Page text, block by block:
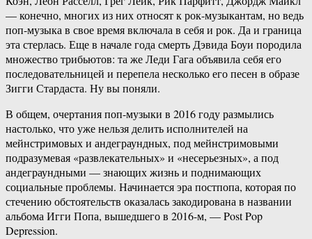
— конечно, многих из них относят к рок-музыкантам, но ведь
поп-музыка в свое время включала в себя и рок. Да и граница
эта стерлась. Еще в начале года смерть Дэвида Боуи породила
множество трибьютов: та же Леди Гага объявила себя его
последовательницей и перепела несколько его песен в образе
Зигги Стардаста. Ну вы поняли.
В общем, очертания поп-музыки в 2016 году размылись
настолько, что уже нельзя делить исполнителей на
мейнстримовых и андеграундных, под мейнстримовыми
подразумевая «развлекательных» и «несерьезных», а под
андеграундными — знающих жизнь и поднимающих
социальные проблемы. Начинается эра постпопа, которая по
стечению обстоятельств оказалась закодирована в названии
альбома Игги Попа, вышедшего в 2016-м, — Post Pop
Depression.